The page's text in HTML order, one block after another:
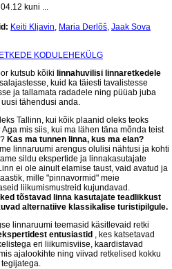
04.12 kuni ...
Keiti Kljavin, Maria Derlõš, Jaak Sova
KODULEHEKÜLG
kutsub kõiki linnahuvilisi linnaretkedele
kuid ka täiesti tavalistesse
ja tallamata radadele ning püüab juba
tähendusi anda.
Tallinn, kui kõik plaanid oleks teoks
mis siis, kui ma lähen täna mõnda teist
Kas ma tunnen linna, kus ma elan?
linnaruumi arengus olulisi nähtusi ja kohti
sildu ekspertide ja linnakasutajate
ei ole ainult elamise taust, vaid avatud ja
mille "pinnavormid" meie
liikumismustreid kujundavad.
tõstavad linna kasutajate teadlikkust
alternatiive klassikalise turistipilgule.
linnaruumi teemasid käsitlevaid retki
entusiastid , kes katsetavad
eri liikumisviise, kaardistavad
ajalookihte ning viivad retkelised kokku